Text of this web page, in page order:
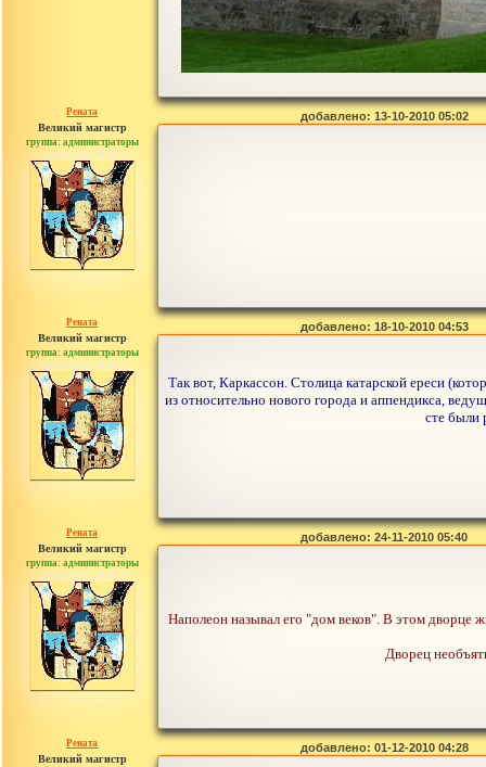
Рената
Великий магистр
группа: администраторы
сообщений: 30442
добавлено: 13-10-2010 05:02
Рената
Великий магистр
группа: администраторы
сообщений: 30442
добавлено: 18-10-2010 04:53
Так вот, Каркассон. Столица катарской ереси
из относительно нового города и аппендикса,
сте были
Рената
Великий магистр
группа: администраторы
сообщений: 30442
добавлено: 24-11-2010 05:40
Наполеон называл его "дом веков". В этом дворце
Дворец
Рената
Великий магистр
добавлено: 01-12-2010 04:28